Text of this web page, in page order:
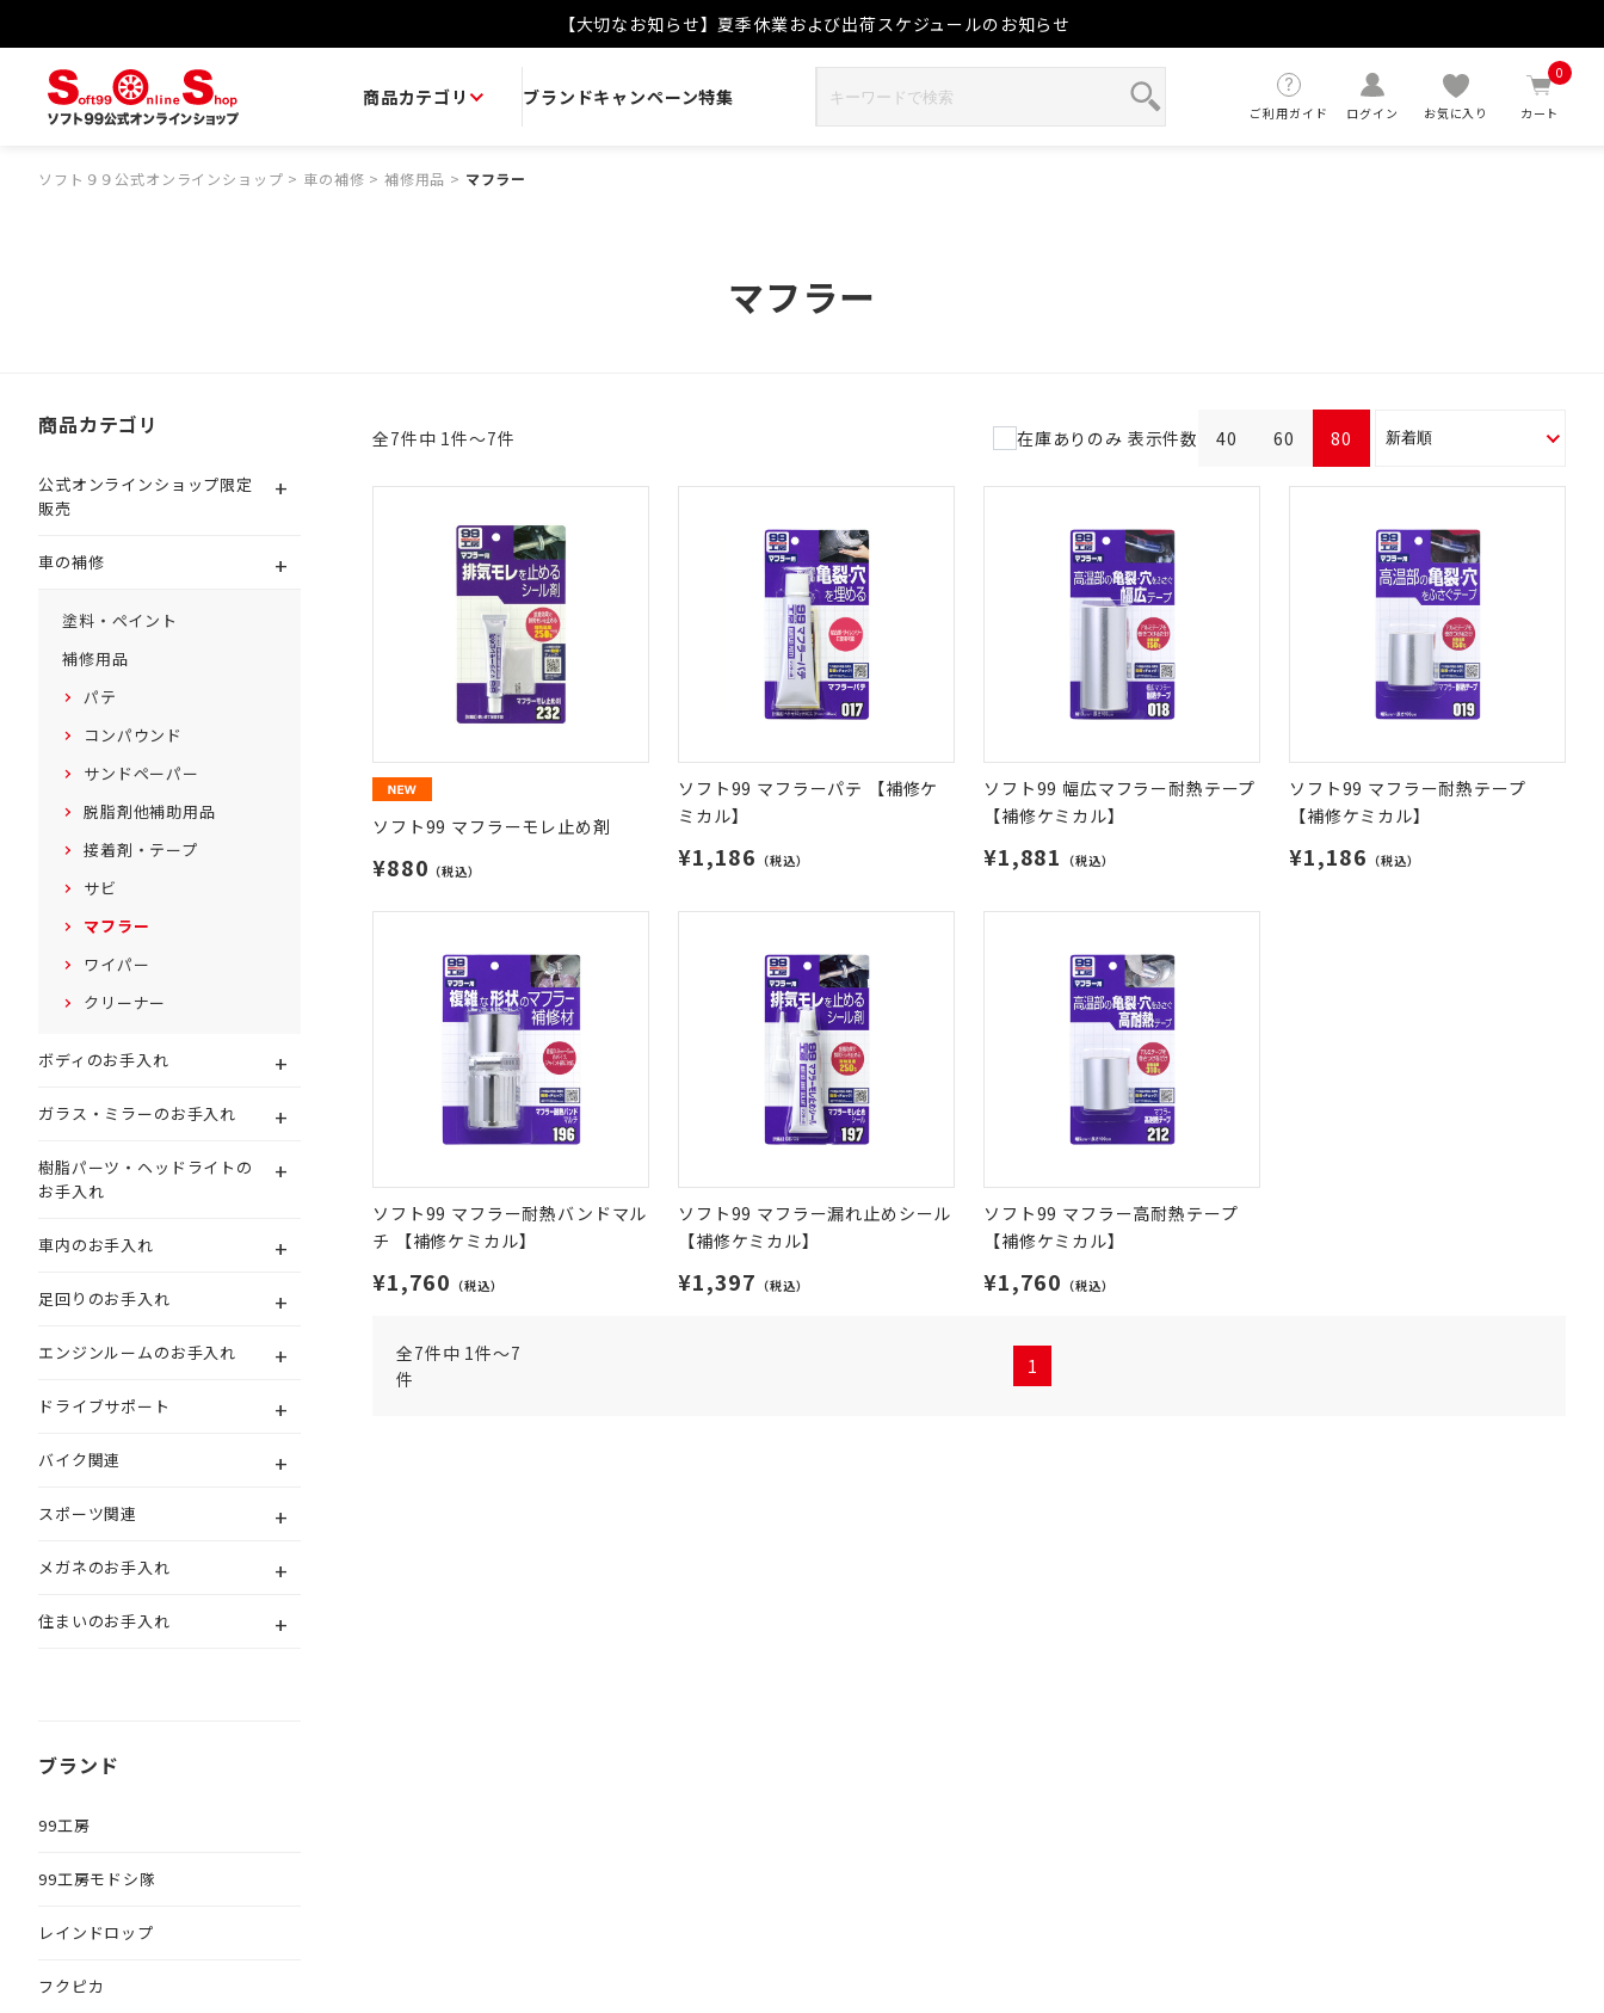
【大切なお知らせ】夏季休業および出荷スケジュールのお知らせ
商品カテゴリ ブランドキャンペーン特集
ご利用ガイド ログイン お気に入り カート
0
ソフト９９公式オンラインショップ > 車の補修 > 補修用品 > マフラー
マフラー
商品カテゴリ
公式オンラインショップ限定
販売
+
車の補修 +
塗料・ペイント
補修用品
パテ
コンパウンド
サンドペーパー
脱脂剤他補助用品
接着剤・テープ
サビ
マフラー
ワイパー
クリーナー
ボディのお手入れ +
ガラス・ミラーのお手入れ +
樹脂パーツ・ヘッドライトの
お手入れ
+
車内のお手入れ +
足回りのお手入れ +
エンジンルームのお手入れ +
ドライブサポート +
バイク関連 +
スポーツ関連 +
メガネのお手入れ +
住まいのお手入れ +
ブランド
99工房
99工房モドシ隊
レインドロップ
フクピカ
全7件中 1件～7件 在庫ありのみ 表示件数 40 60 80
ソフト99 マフラーモレ止め剤
¥880 （税込）
ソフト99 マフラーパテ 【補修ケ
ミカル】
¥1,186 （税込）
ソフト99 幅広マフラー耐熱テープ
【補修ケミカル】
¥1,881 （税込）
ソフト99 マフラー耐熱テープ
【補修ケミカル】
¥1,186 （税込）
ソフト99 マフラー耐熱バンドマル
チ 【補修ケミカル】
¥1,760 （税込）
ソフト99 マフラー漏れ止めシール
【補修ケミカル】
¥1,397 （税込）
ソフト99 マフラー高耐熱テープ
【補修ケミカル】
¥1,760 （税込）
全7件中 1件～7
件
1